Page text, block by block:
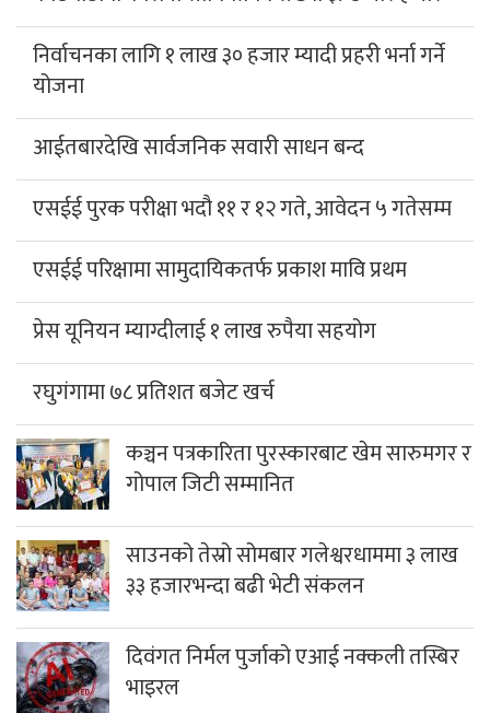
निर्वाचनका लागि १ लाख ३० हजार म्यादी प्रहरी भर्ना गर्ने
योजना
आईतबारदेखि सार्वजनिक सवारी साधन बन्द
एसईई पुरक परीक्षा भदौ ११ र १२ गते, आवेदन ५ गतेसम्म
एसईई परिक्षामा सामुदायिकतर्फ प्रकाश मावि प्रथम
प्रेस यूनियन म्याग्दीलाई १ लाख रुपैया सहयोग
रघुगंगामा ७८ प्रतिशत बजेट खर्च
कञ्चन पत्रकारिता पुरस्कारबाट खेम सारुमगर र
गोपाल जिटी सम्मानित
साउनको तेस्रो सोमबार गलेश्वरधाममा ३ लाख
३३ हजारभन्दा बढी भेटी संकलन
दिवंगत निर्मल पुर्जाको एआई नक्कली तस्बिर
भाइरल